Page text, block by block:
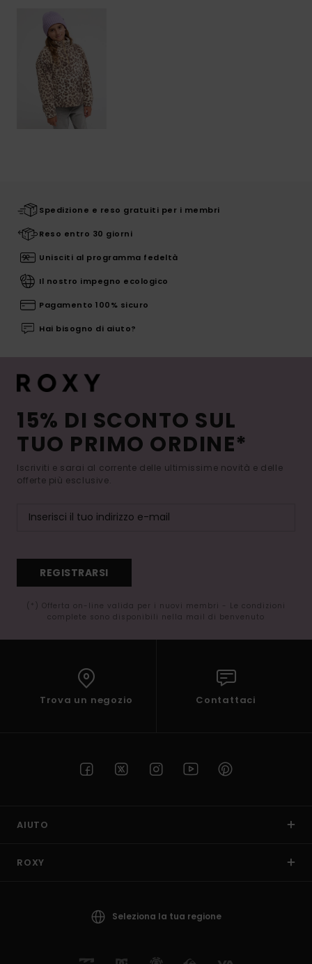
Spedizione e reso gratuiti per i membri
Reso entro 30 giorni
Unisciti al programma fedeltà
Il nostro impegno ecologico
Pagamento 100% sicuro
Hai bisogno di aiuto?
15% DI SCONTO SUL
TUO PRIMO ORDINE*
Iscriviti e sarai al corrente delle ultimissime novità e delle
offerte più esclusive.
REGISTRARSI
(*) Offerta on-line valida per i nuovi membri - Le condizioni
complete sono disponibili nella mail di benvenuto
Trova un negozio Contattaci
AIUTO
ROXY
Seleziona la tua regione